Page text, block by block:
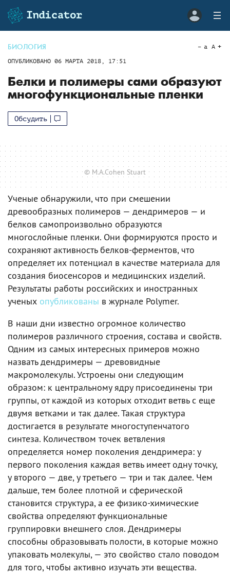
БИОЛОГИЯ
ОПУБЛИКОВАНО 06 МАРТА 2018, 17:51
a A
Белки и полимеры сами образуют
многофункциональные пленки
Обсудить
© M.A.Cohen Stuart
Ученые обнаружили, что при смешении
древообразных полимеров — дендримеров — и
белков самопроизвольно образуются
многослойные пленки. Они формируются просто и
сохраняют активность белков-ферментов, что
определяет их потенциал в качестве материала для
создания биосенсоров и медицинских изделий.
Результаты работы российских и иностранных
ученых опубликованы в журнале Polymer.
В наши дни известно огромное количество
полимеров различного строения, состава и свойств.
Одним из самых интересных примеров можно
назвать дендримеры — древовидные
макромолекулы. Устроены они следующим
образом: к центральному ядру присоединены три
группы, от каждой из которых отходит ветвь с еще
двумя ветками и так далее. Такая структура
достигается в результате многоступенчатого
синтеза. Количеством точек ветвления
определяется номер поколения дендримера: у
первого поколения каждая ветвь имеет одну точку,
у второго — две, у третьего — три и так далее. Чем
дальше, тем более плотной и сферической
становится структура, а ее физико-химические
свойства определяют функциональные
группировки внешнего слоя. Дендримеры
способны образовывать полости, в которые можно
упаковать молекулы, — это свойство стало поводом
для того, чтобы активно изучать эти вещества.